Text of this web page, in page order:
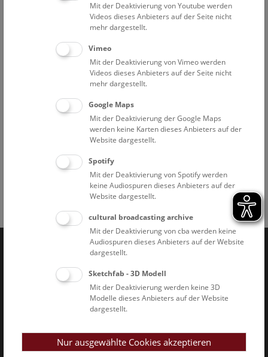
Mittwoch um 11, 13 und 15 Uhr
Donnerstag um 11, 13 und 15 Uhr
Freitag um 11, 13 und 15 Uhr
Samstag um 11, 14 und 15 Uhr
im Narrenturm (Spitalgasse 2, 1090 Wien)
Die Schausammlung kann selbstständig besichtigt werden.
Der Zugang ist barrierefrei.
Follow us on Google
Naturhistorisches Museum Wien © 2026
Impressum & AGB Datenschutz
Mit der Deaktivierung von Youtube werden
Videos dieses Anbieters auf der Seite nicht
mehr dargestellt.
Vimeo
Mit der Deaktivierung von Vimeo werden
Videos dieses Anbieters auf der Seite nicht
mehr dargestellt.
Google Maps
Mit der Deaktivierung der Google Maps
werden keine Karten dieses Anbieters auf der
Website dargestellt.
Spotify
Mit der Deaktivierung von Spotify werden
keine Audiospuren dieses Anbieters auf der
Website dargestellt.
cultural broadcasting archive
Mit der Deaktivierung von cba werden keine
Audiospuren dieses Anbieters auf der Website
dargestellt.
Sketchfab - 3D Modell
Mit der Deaktivierung werden keine 3D
Modelle dieses Anbieters auf der Website
dargestellt.
Nur ausgewählte Cookies akzeptieren